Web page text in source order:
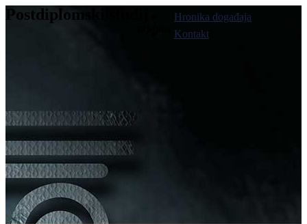
Hronika događaja
Kontakt
Postdiplomski studij